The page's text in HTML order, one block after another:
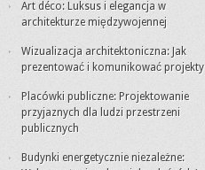
Art déco: Luksus i elegancja w
architekturze międzywojennej
Wizualizacja architektoniczna: Jak
prezentować i komunikować projekty
Placówki publiczne: Projektowanie
przyjaznych dla ludzi przestrzeni
publicznych
Budynki energetycznie niezależne: